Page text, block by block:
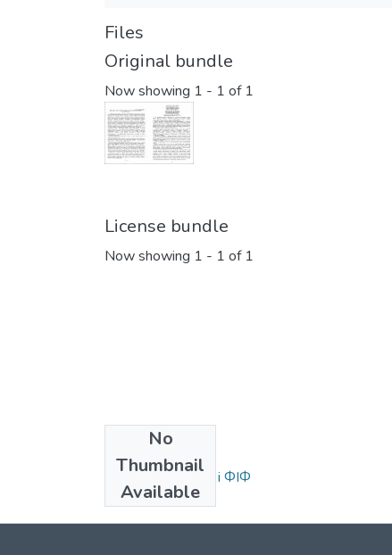
Files
Original bundle
Now showing 1 - 1 of 1
License bundle
Now showing 1 - 1 of 1
No
Thumbnail
Available
Collections
Статті та доповіді ФІФ